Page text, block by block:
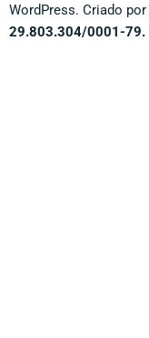
WordPress. Criado por
29.803.304/0001-79.